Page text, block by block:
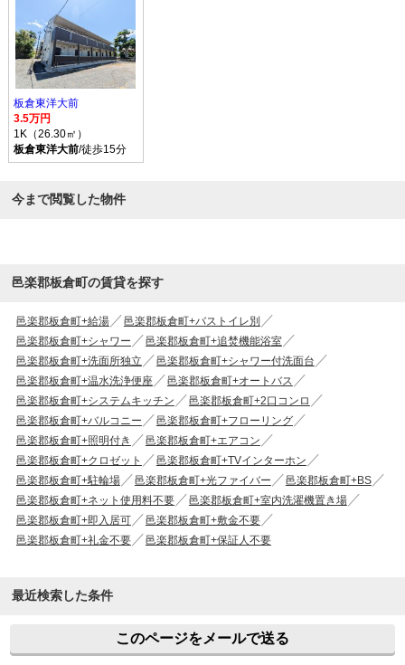
板倉東洋大前
3.5万円
1K（26.30㎡）
板倉東洋大前/徒歩15分
今まで閲覧した物件
邑楽郡板倉町の賃貸を探す
邑楽郡板倉町+給湯
邑楽郡板倉町+バストイレ別
邑楽郡板倉町+シャワー
邑楽郡板倉町+追焚機能浴室
邑楽郡板倉町+洗面所独立
邑楽郡板倉町+シャワー付洗面台
邑楽郡板倉町+温水洗浄便座
邑楽郡板倉町+オートバス
邑楽郡板倉町+システムキッチン
邑楽郡板倉町+2口コンロ
邑楽郡板倉町+バルコニー
邑楽郡板倉町+フローリング
邑楽郡板倉町+照明付き
邑楽郡板倉町+エアコン
邑楽郡板倉町+クロゼット
邑楽郡板倉町+TVインターホン
邑楽郡板倉町+駐輪場
邑楽郡板倉町+光ファイバー
邑楽郡板倉町+BS
邑楽郡板倉町+ネット使用料不要
邑楽郡板倉町+室内洗濯機置き場
邑楽郡板倉町+即入居可
邑楽郡板倉町+敷金不要
邑楽郡板倉町+礼金不要
邑楽郡板倉町+保証人不要
最近検索した条件
このページをメールで送る